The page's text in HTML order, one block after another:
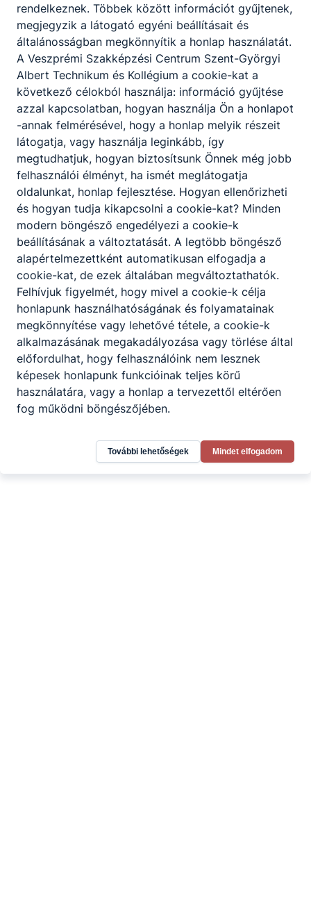
rendelkeznek. Többek között információt gyűjtenek,
megjegyzik a látogató egyéni beállításait és
általánosságban megkönnyítik a honlap használatát.
A Veszprémi Szakképzési Centrum Szent-Györgyi
Albert Technikum és Kollégium a cookie-kat a
következő célokból használja: információ gyűjtése
azzal kapcsolatban, hogyan használja Ön a honlapot
-annak felmérésével, hogy a honlap melyik részeit
látogatja, vagy használja leginkább, így
megtudhatjuk, hogyan biztosítsunk Önnek még jobb
felhasználói élményt, ha ismét meglátogatja
oldalunkat, honlap fejlesztése. Hogyan ellenőrizheti
és hogyan tudja kikapcsolni a cookie-kat? Minden
modern böngésző engedélyezi a cookie-k
beállításának a változtatását. A legtöbb böngésző
alapértelmezettként automatikusan elfogadja a
cookie-kat, de ezek általában megváltoztathatók.
Felhívjuk figyelmét, hogy mivel a cookie-k célja
honlapunk használhatóságának és folyamatainak
megkönnyítése vagy lehetővé tétele, a cookie-k
alkalmazásának megakadályozása vagy törlése által
előfordulhat, hogy felhasználóink nem lesznek
képesek honlapunk funkcióinak teljes körű
használatára, vagy a honlap a tervezettől eltérően
fog működni böngészőjében.
További lehetőségek Mindet elfogadom